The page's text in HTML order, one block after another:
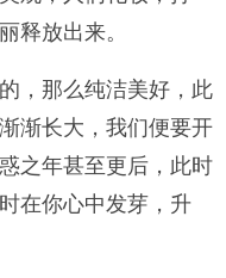
释放出来。
那么纯洁美好，此
渐长大，我们便要开
之年甚至更后，此时
在你心中发芽，升